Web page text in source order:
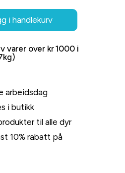
i handlekurv
varer over kr 1000 i
arbeidsdag
i butikk
til alle dyr
10% rabatt på